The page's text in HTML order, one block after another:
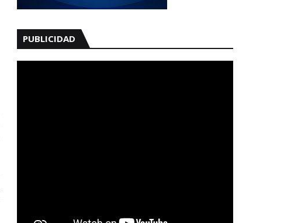
PUBLICIDAD